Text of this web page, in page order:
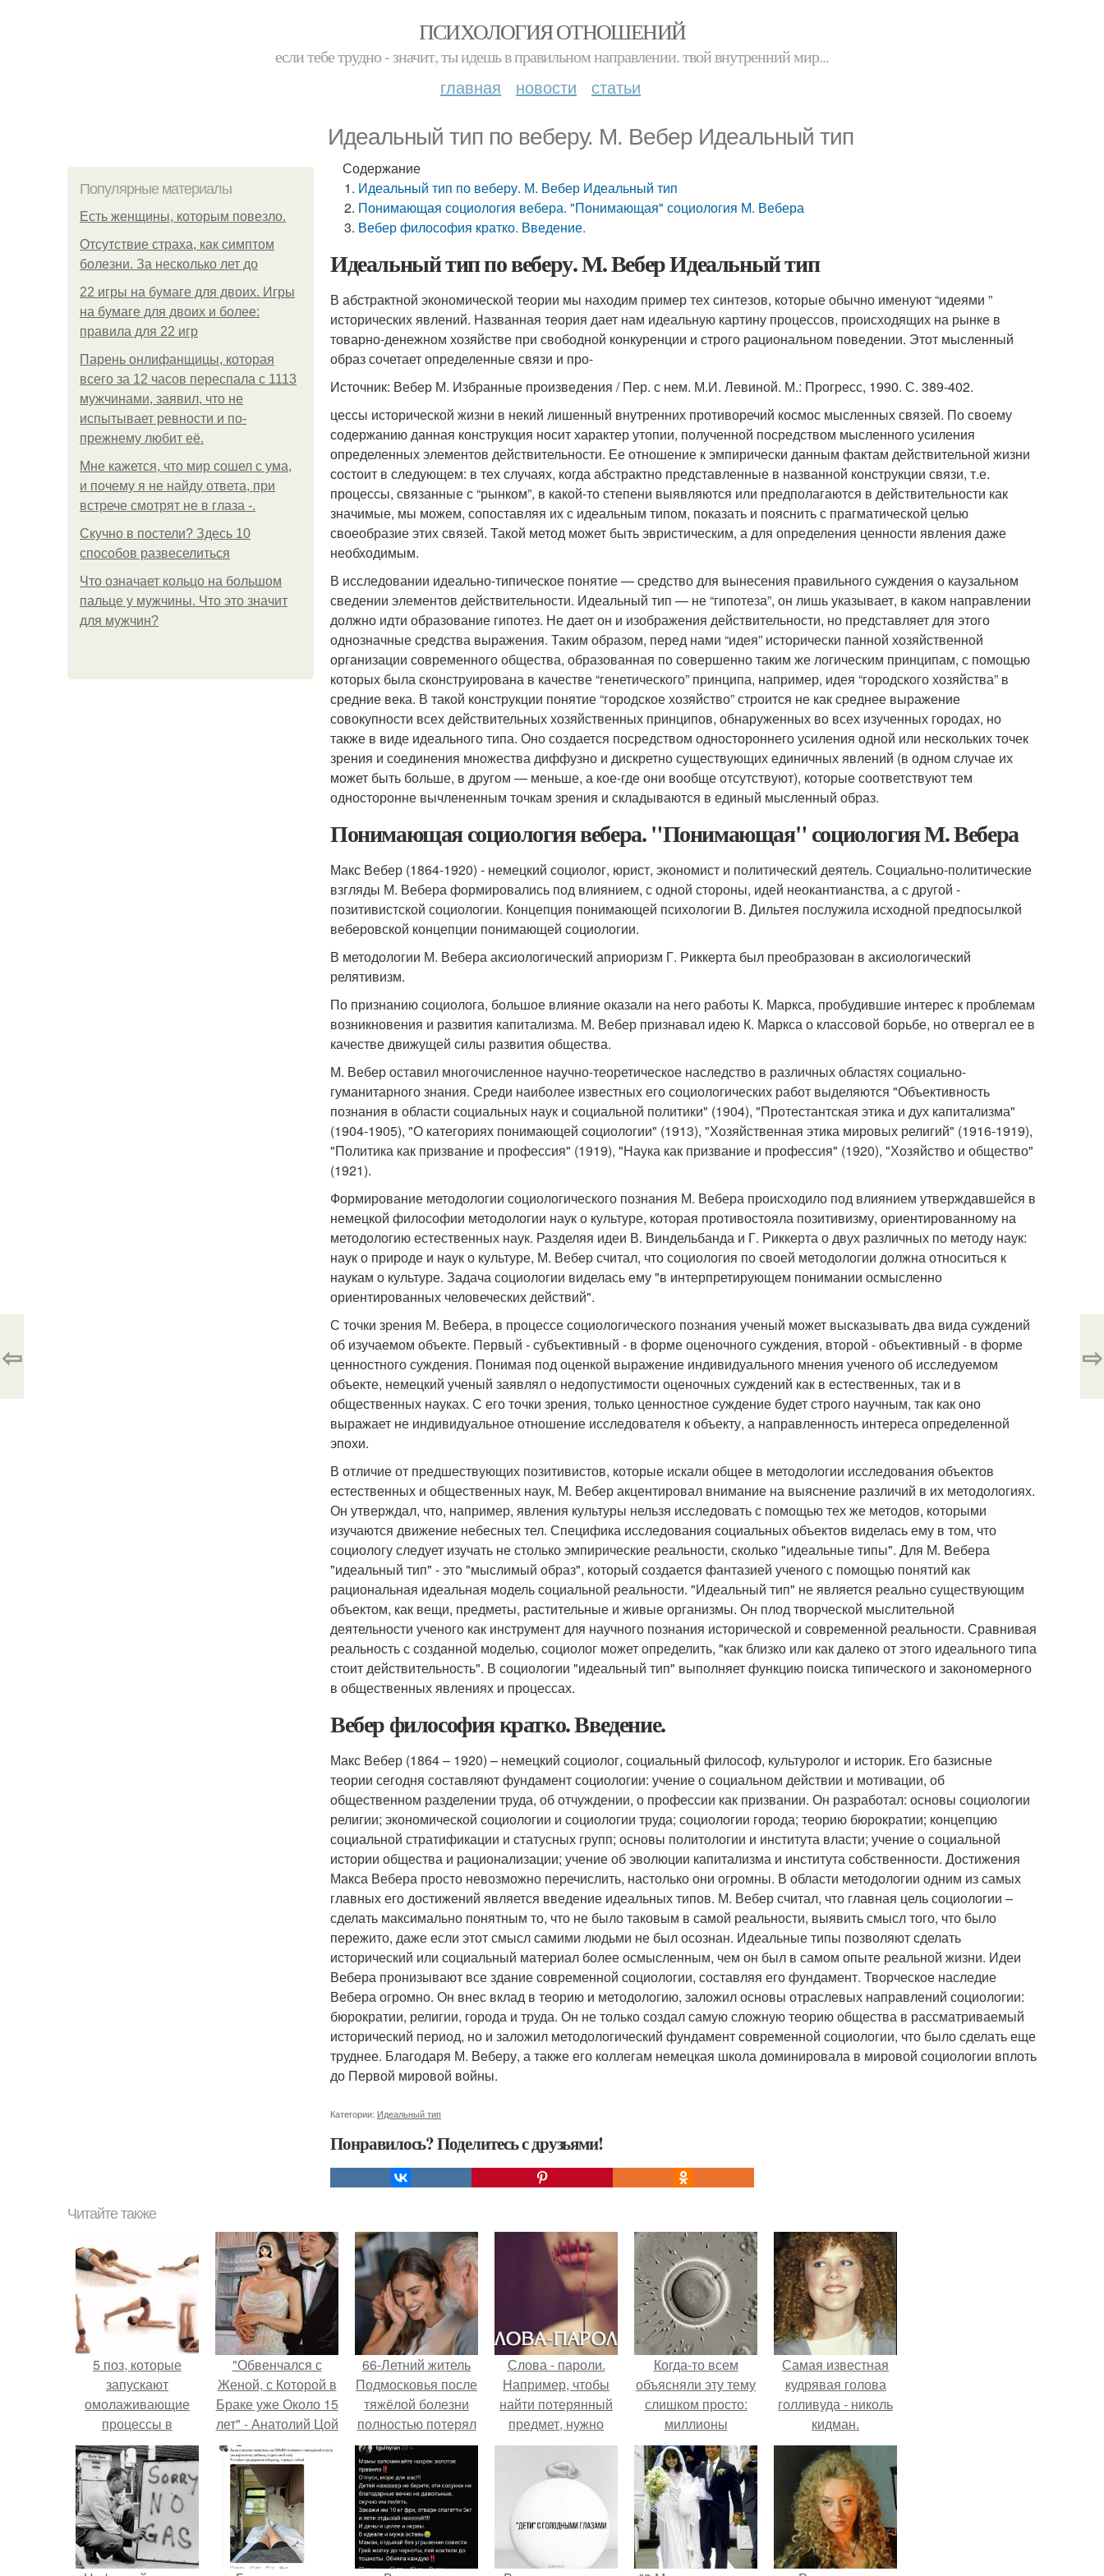
ПСИХОЛОГИЯ ОТНОШЕНИЙ
если тебе трудно - значит, ты идешь в правильном направлении. твой внутренний мир...
главная новости статьи
Идеальный тип по веберу. М. Вебер Идеальный тип
Популярные материалы
Есть женщины, которым повезло.
Отсутствие страха, как симптом
болезни. За несколько лет до
22 игры на бумаге для двоих. Игры
на бумаге для двоих и более:
правила для 22 игр
Парень онлифанщицы, которая
всего за 12 часов переспала с 1113
мужчинами, заявил, что не
испытывает ревности и по-
прежнему любит её.
Мне кажется, что мир сошел с ума,
и почему я не найду ответа, при
встрече смотрят не в глаза -.
Скучно в постели? Здесь 10
способов развеселиться
Что означает кольцо на большом
пальце у мужчины. Что это значит
для мужчин?
Содержание
Идеальный тип по веберу. М. Вебер Идеальный тип
Понимающая социология вебера. "Понимающая" социология М. Вебера
Вебер философия кратко. Введение.
Идеальный тип по веберу. М. Вебер Идеальный тип
В абстрактной экономической теории мы находим пример тех синтезов, которые обычно именуют “идеями ”
исторических явлений. Названная теория дает нам идеальную картину процессов, происходящих на рынке в
товарно-денежном хозяйстве при свободной конкуренции и строго рациональном поведении. Этот мысленный
образ сочетает определенные связи и про-
Источник: Вебер М. Избранные произведения / Пер. с нем. М.И. Левиной. М.: Прогресс, 1990. С. 389-402.
цессы исторической жизни в некий лишенный внутренних противоречий космос мысленных связей. По своему
содержанию данная конструкция носит характер утопии, полученной посредством мысленного усиления
определенных элементов действительности. Ее отношение к эмпирически данным фактам действительной жизни
состоит в следующем: в тех случаях, когда абстрактно представленные в названной конструкции связи, т.е.
процессы, связанные с “рынком”, в какой-то степени выявляются или предполагаются в действительности как
значимые, мы можем, сопоставляя их с идеальным типом, показать и пояснить с прагматической целью
своеобразие этих связей. Такой метод может быть эвристическим, а для определения ценности явления даже
необходимым.
В исследовании идеально-типическое понятие — средство для вынесения правильного суждения о каузальном
сведении элементов действительности. Идеальный тип — не “гипотеза”, он лишь указывает, в каком направлении
должно идти образование гипотез. Не дает он и изображения действительности, но представляет для этого
однозначные средства выражения. Таким образом, перед нами “идея” исторически панной хозяйственной
организации современного общества, образованная по совершенно таким же логическим принципам, с помощью
которых была сконструирована в качестве “генетического” принципа, например, идея “городского хозяйства” в
средние века. В такой конструкции понятие “городское хозяйство” строится не как среднее выражение
совокупности всех действительных хозяйственных принципов, обнаруженных во всех изученных городах, но
также в виде идеального типа. Оно создается посредством одностороннего усиления одной или нескольких точек
зрения и соединения множества диффузно и дискретно существующих единичных явлений (в одном случае их
может быть больше, в другом — меньше, а кое-где они вообще отсутствуют), которые соответствуют тем
односторонне вычлененным точкам зрения и складываются в единый мысленный образ.
Понимающая социология вебера. "Понимающая" социология М. Вебера
Макс Вебер (1864-1920) - немецкий социолог, юрист, экономист и политический деятель. Социально-политические
взгляды М. Вебера формировались под влиянием, с одной стороны, идей неокантианства, а с другой -
позитивистской социологии. Концепция понимающей психологии В. Дильтея послужила исходной предпосылкой
веберовской концепции понимающей социологии.
В методологии М. Вебера аксиологический априоризм Г. Риккерта был преобразован в аксиологический
релятивизм.
По признанию социолога, большое влияние оказали на него работы К. Маркса, пробудившие интерес к проблемам
возникновения и развития капитализма. М. Вебер признавал идею К. Маркса о классовой борьбе, но отвергал ее в
качестве движущей силы развития общества.
М. Вебер оставил многочисленное научно-теоретическое наследство в различных областях социально-
гуманитарного знания. Среди наиболее известных его социологических работ выделяются "Объективность
познания в области социальных наук и социальной политики" (1904), "Протестантская этика и дух капитализма"
(1904-1905), "О категориях понимающей социологии" (1913), "Хозяйственная этика мировых религий" (1916-1919),
"Политика как призвание и профессия" (1919), "Наука как призвание и профессия" (1920), "Хозяйство и общество"
(1921).
Формирование методологии социологического познания М. Вебера происходило под влиянием утверждавшейся в
немецкой философии методологии наук о культуре, которая противостояла позитивизму, ориентированному на
методологию естественных наук. Разделяя идеи В. Виндельбанда и Г. Риккерта о двух различных по методу наук:
наук о природе и наук о культуре, М. Вебер считал, что социология по своей методологии должна относиться к
наукам о культуре. Задача социологии виделась ему "в интерпретирующем понимании осмысленно
ориентированных человеческих действий".
С точки зрения М. Вебера, в процессе социологического познания ученый может высказывать два вида суждений
об изучаемом объекте. Первый - субъективный - в форме оценочного суждения, второй - объективный - в форме
ценностного суждения. Понимая под оценкой выражение индивидуального мнения ученого об исследуемом
объекте, немецкий ученый заявлял о недопустимости оценочных суждений как в естественных, так и в
общественных науках. С его точки зрения, только ценностное суждение будет строго научным, так как оно
выражает не индивидуальное отношение исследователя к объекту, а направленность интереса определенной
эпохи.
В отличие от предшествующих позитивистов, которые искали общее в методологии исследования объектов
естественных и общественных наук, М. Вебер акцентировал внимание на выяснение различий в их методологиях.
Он утверждал, что, например, явления культуры нельзя исследовать с помощью тех же методов, которыми
изучаются движение небесных тел. Специфика исследования социальных объектов виделась ему в том, что
социологу следует изучать не столько эмпирические реальности, сколько "идеальные типы". Для М. Вебера
"идеальный тип" - это "мыслимый образ", который создается фантазией ученого с помощью понятий как
рациональная идеальная модель социальной реальности. "Идеальный тип" не является реально существующим
объектом, как вещи, предметы, растительные и живые организмы. Он плод творческой мыслительной
деятельности ученого как инструмент для научного познания исторической и современной реальности. Сравнивая
реальность с созданной моделью, социолог может определить, "как близко или как далеко от этого идеального типа
стоит действительность". В социологии "идеальный тип" выполняет функцию поиска типического и закономерного
в общественных явлениях и процессах.
Вебер философия кратко. Введение.
Макс Вебер (1864 – 1920) – немецкий социолог, социальный философ, культуролог и историк. Его базисные
теории сегодня составляют фундамент социологии: учение о социальном действии и мотивации, об
общественном разделении труда, об отчуждении, о профессии как призвании. Он разработал: основы социологии
религии; экономической социологии и социологии труда; социологии города; теорию бюрократии; концепцию
социальной стратификации и статусных групп; основы политологии и института власти; учение о социальной
истории общества и рационализации; учение об эволюции капитализма и института собственности. Достижения
Макса Вебера просто невозможно перечислить, настолько они огромны. В области методологии одним из самых
главных его достижений является введение идеальных типов. М. Вебер считал, что главная цель социологии –
сделать максимально понятным то, что не было таковым в самой реальности, выявить смысл того, что было
пережито, даже если этот смысл самими людьми не был осознан. Идеальные типы позволяют сделать
исторический или социальный материал более осмысленным, чем он был в самом опыте реальной жизни. Идеи
Вебера пронизывают все здание современной социологии, составляя его фундамент. Творческое наследие
Вебера огромно. Он внес вклад в теорию и методологию, заложил основы отраслевых направлений социологии:
бюрократии, религии, города и труда. Он не только создал самую сложную теорию общества в рассматриваемый
исторический период, но и заложил методологический фундамент современной социологии, что было сделать еще
труднее. Благодаря М. Веберу, а также его коллегам немецкая школа доминировала в мировой социологии вплоть
до Первой мировой войны.
Категории: Идеальный тип
Понравилось? Поделитесь с друзьями!
⇦ ⇨
Читайте также
5 поз, которые
запускают
омолаживающие
процессы в
организме,
заставляют его
обновляться и
восстанавливаться.
"Обвенчался с
Женой, с Которой в
Браке уже Около 15
лет" - Анатолий Цой
поклонников
"тайной свадьбой".
66-Летний житель
Подмосковья после
тяжёлой болезни
полностью потерял
потенцию, но
решил
восстановить
интимную жизнь с
молодой супругой,
пишут СМИ.
Слова - пароли.
Например, чтобы
найти потерянный
предмет, нужно
повторять вслух
или про себя
краткое
"Вместе Обрести
Когда-то всем
объясняли эту тему
слишком просто:
миллионы
сперматозоидов
бегут к цели, а
побеждает самый
быстрый.
Самая известная
кудрявая голова
голливуда - николь
кидман.